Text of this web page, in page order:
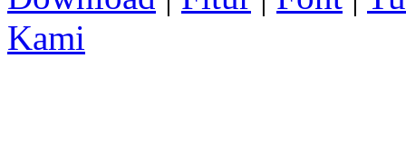
Kami